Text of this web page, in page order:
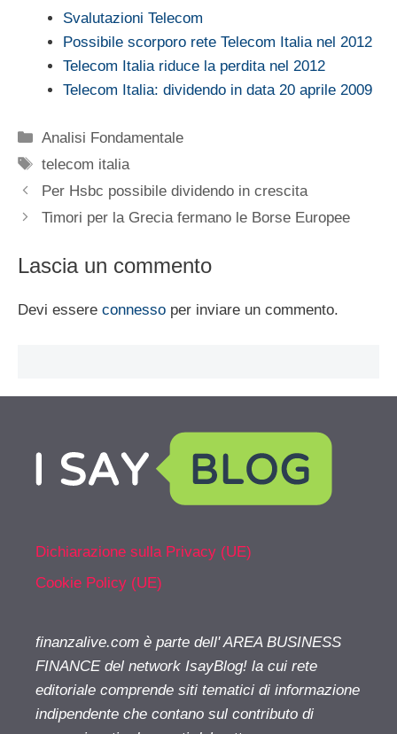
Svalutazioni Telecom
Possibile scorporo rete Telecom Italia nel 2012
Telecom Italia riduce la perdita nel 2012
Telecom Italia: dividendo in data 20 aprile 2009
Categorie
Analisi Fondamentale
Tag
telecom italia
Per Hsbc possibile dividendo in crescita
Timori per la Grecia fermano le Borse Europee
Lascia un commento
Devi essere connesso per inviare un commento.
Dichiarazione sulla Privacy (UE)
Cookie Policy (UE)
finanzalive.com è parte dell' AREA BUSINESS
FINANCE del network IsayBlog! la cui rete
editoriale comprende siti tematici di informazione
indipendente che contano sul contributo di